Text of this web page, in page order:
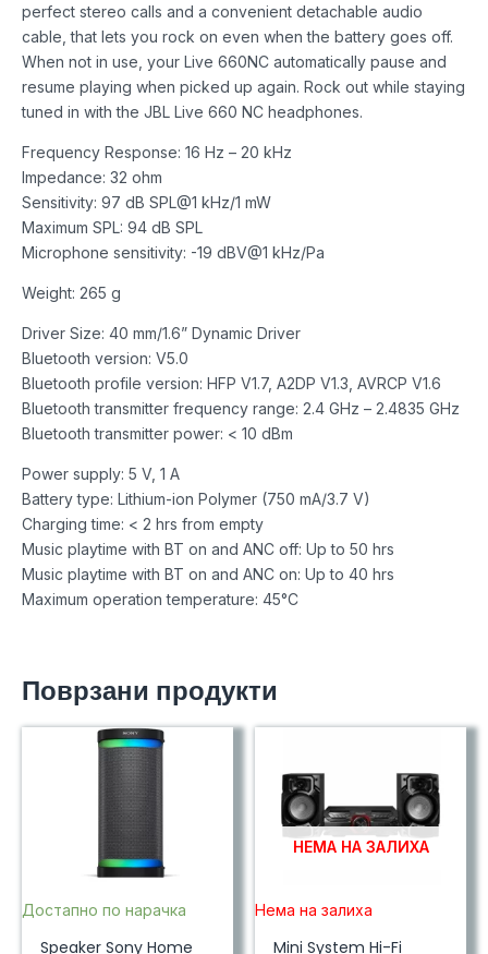
perfect stereo calls and a convenient detachable audio
cable, that lets you rock on even when the battery goes off.
When not in use, your Live 660NC automatically pause and
resume playing when picked up again. Rock out while staying
tuned in with the JBL Live 660 NC headphones.
Frequency Response: 16 Hz – 20 kHz
Impedance: 32 ohm
Sensitivity: 97 dB SPL@1 kHz/1 mW
Maximum SPL: 94 dB SPL
Microphone sensitivity: -19 dBV@1 kHz/Pa
Weight: 265 g
Driver Size: 40 mm/1.6” Dynamic Driver
Bluetooth version: V5.0
Bluetooth profile version: HFP V1.7, A2DP V1.3, AVRCP V1.6
Bluetooth transmitter frequency range: 2.4 GHz – 2.4835 GHz
Bluetooth transmitter power: < 10 dBm
Power supply: 5 V, 1 A
Battery type: Lithium-ion Polymer (750 mA/3.7 V)
Charging time: < 2 hrs from empty
Music playtime with BT on and ANC off: Up to 50 hrs
Music playtime with BT on and ANC on: Up to 40 hrs
Maximum operation temperature: 45°C
Поврзани продукти
Достапно по нарачка
Speaker Sony Home
НЕМА НА ЗАЛИХА
Нема на залиха
Mini System Hi-Fi